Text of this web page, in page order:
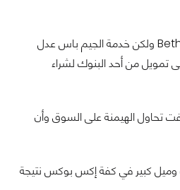
إلى هذه اللحظة مازالت الكفة تميل إلى منصات بلايستيشن لأن حصرياتها لها قيمة أكبر وثقل بالمقارنة حتى بألعاب Bethesda ولكن خدمة الجيم باس عدل
تمويل من أحد البنوك لشراء
تحاول الهيمنة على السوق وأن
وميل كبير في كفة إكس بوكس نتيجة